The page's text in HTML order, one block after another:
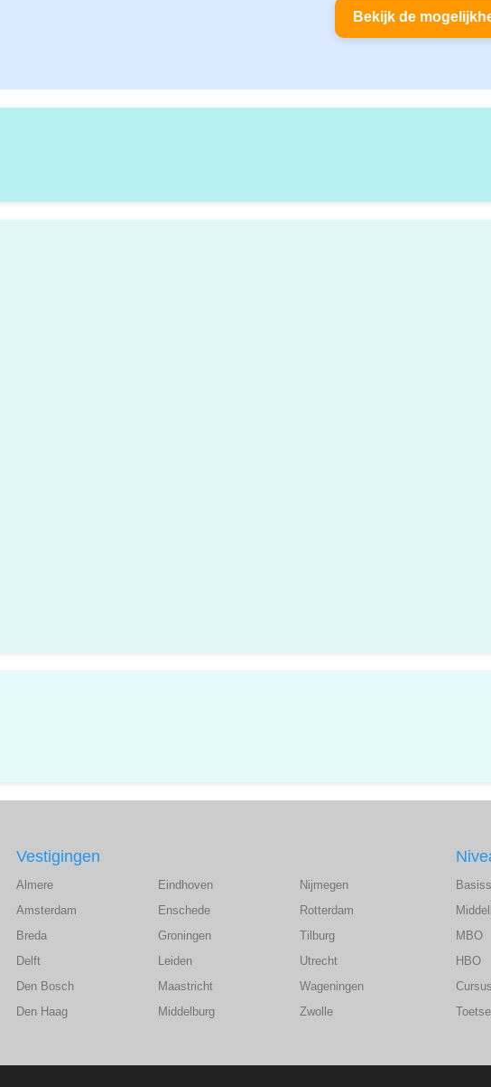
Bekijk de
Vestigingen
Almere
Amsterdam
Breda
Delft
Den Bosch
Den Haag
Eindhoven
Enschede
Groningen
Leiden
Maastricht
Middelburg
Nijmegen
Rotterdam
Tilburg
Utrecht
Wageningen
Zwolle
MBO
HBO